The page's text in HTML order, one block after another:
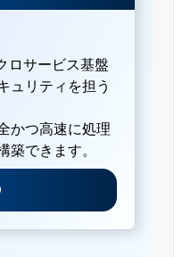
ロサービス基盤
ュリティを担う
かつ高速に処理
築できます。